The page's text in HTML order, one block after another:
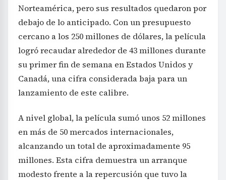
Norteamérica, pero sus resultados quedaron por
debajo de lo anticipado. Con un presupuesto
cercano a los 250 millones de dólares, la película
logró recaudar alrededor de 43 millones durante
su primer fin de semana en Estados Unidos y
Canadá, una cifra considerada baja para un
lanzamiento de este calibre.
A nivel global, la película sumó unos 52 millones
en más de 50 mercados internacionales,
alcanzando un total de aproximadamente 95
millones. Esta cifra demuestra un arranque
modesto frente a la repercusión que tuvo la